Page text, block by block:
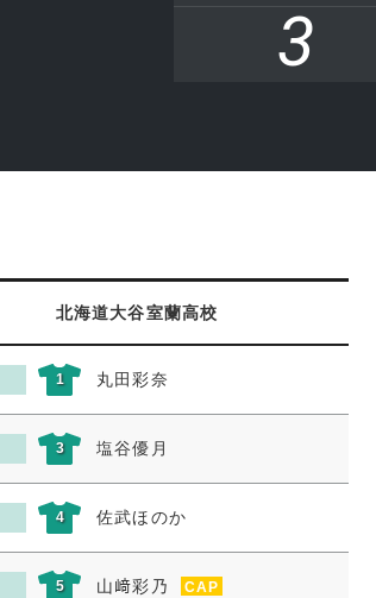
3
北海道大谷室蘭高校
1 丸田彩奈
3 塩谷優月
4 佐武ほのか
5 山﨑彩乃 CAP